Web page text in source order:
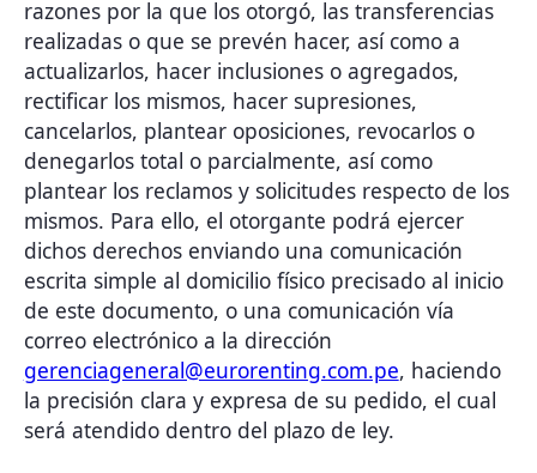
razones por la que los otorgó, las transferencias
realizadas o que se prevén hacer, así como a
actualizarlos, hacer inclusiones o agregados,
rectificar los mismos, hacer supresiones,
cancelarlos, plantear oposiciones, revocarlos o
denegarlos total o parcialmente, así como
plantear los reclamos y solicitudes respecto de los
mismos. Para ello, el otorgante podrá ejercer
dichos derechos enviando una comunicación
escrita simple al domicilio físico precisado al inicio
de este documento, o una comunicación vía
correo electrónico a la dirección
gerenciageneral@eurorenting.com.pe, haciendo
la precisión clara y expresa de su pedido, el cual
será atendido dentro del plazo de ley.